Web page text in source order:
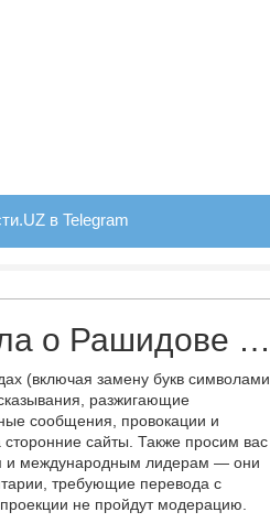
в Telegram
о Рашидове …
(включая замену букв символами
разжигающие
сообщения, провокации и
сайты. Также просим вас
и международным лидерам — они
требующие перевода с
проекции не пройдут модерацию.